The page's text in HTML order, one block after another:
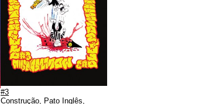
#3
Construção, Pato Inglês,